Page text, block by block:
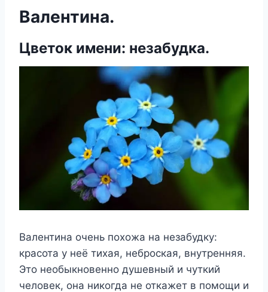
Валентина.
Цветок имени: незабудка.
Валентина очень похожа на незабудку:
красота у неё тихая, неброская, внутренняя.
Это необыкновенно душевный и чуткий
человек, она никогда не откажет в помощи и